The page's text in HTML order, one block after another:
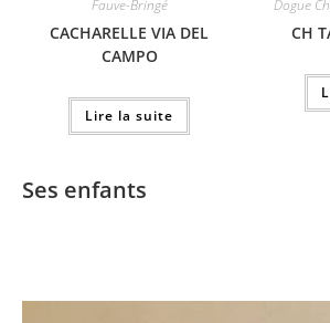
Fauve-Bringé
CACHARELLE VIA DEL
CAMPO
Lire la suite
Dogue
CH
Ses enfants